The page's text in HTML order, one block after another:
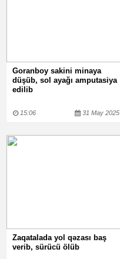
Goranboy sakini minaya
düşüb, sol ayağı amputasiya
edilib
15:06 31 May 2025
Zaqatalada yol qəzası baş
verib, sürücü ölüb